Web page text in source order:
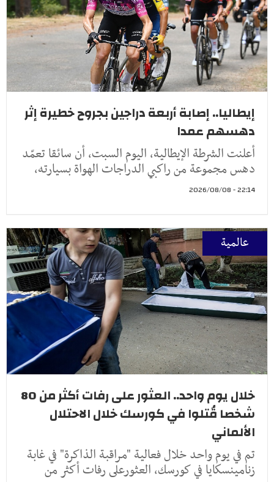
إيطاليا.. إصابة أربعة دراجين بجروح خطيرة إثر
دهسهم عمدا
أعلنت الشرطة الإيطالية، اليوم السبت، أن سائقا تعمّد
دهس مجموعة من راكبي الدراجات الهواة بسيارته،
22:14 - 2026/08/08
عالمية
خلال يوم واحد.. العثور على رفات أكثر من 80
شخصا قُتلوا في كورسك خلال الاحتلال
الألماني
تم في يوم واحد خلال فعالية "مراقبة الذاكرة" في غابة
زنامينسكايا في كورسك، العثورعلى رفات أكثر من